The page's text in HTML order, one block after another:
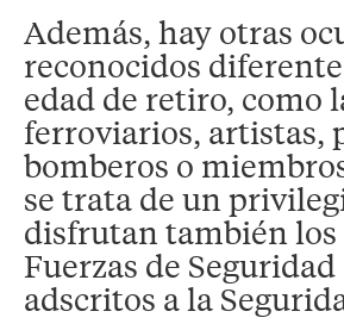
Además, hay otras
reconocidos
edad de retiro, como
ferroviarios, artistas,
bomberos o
se trata de un
disfrutan también los
Fuerzas de
adscritos a la